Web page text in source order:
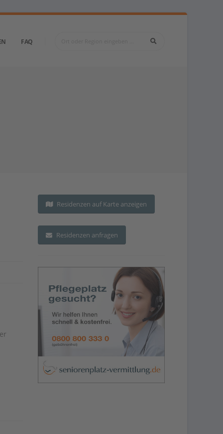
FAQ
Residenzen auf Karte anzeigen
Residenzen anfragen